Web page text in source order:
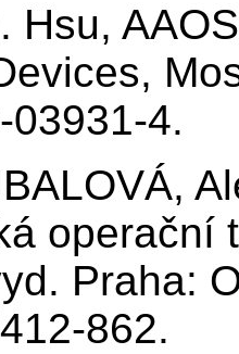
Hsu,
03931-4.
operační
Praha:
862.